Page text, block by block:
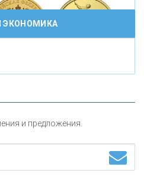
капитала
ЭКОНОМИКА
и предложения.